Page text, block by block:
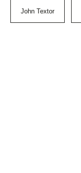
John Textor